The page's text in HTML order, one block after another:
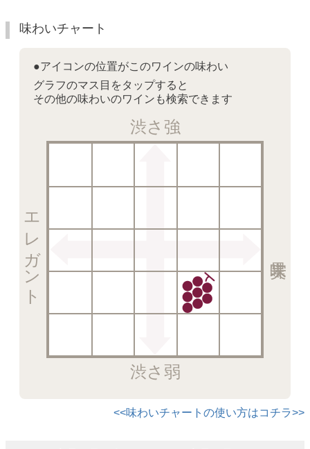
味わいチャート
●アイコンの位置がこのワインの味わい
グラフのマス目をタップすると
その他の味わいのワインも検索できます
渋さ強
渋さ弱
エレガント
<<味わいチャートの使い方はコチラ>>